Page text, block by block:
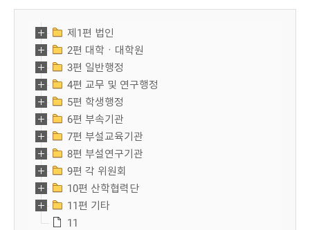
제1편 법인
2편 대학ㆍ대학원
3편 일반행정
4편 교무 및 연구행정
5편 학생행정
6편 부속기관
7편 부설교육기관
8편 부설연구기관
9편 각 위원회
10편 산학협력단
11편 기타
11